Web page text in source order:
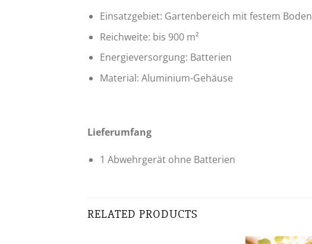
Einsatzgebiet: Gartenbereich mit festem Boden
Reichweite: bis 900 m²
Energieversorgung: Batterien
Material: Aluminium-Gehäuse
Lieferumfang
1 Abwehrgerät ohne Batterien
RELATED PRODUCTS